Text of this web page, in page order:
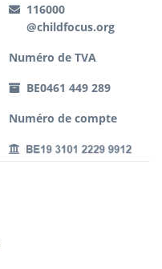
116000
@childfocus.org
Numéro de TVA
BE0461 449 289
Numéro de compte